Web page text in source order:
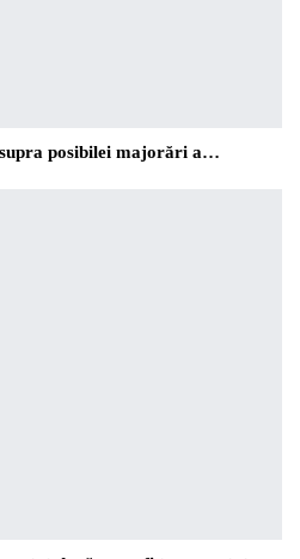
posibilei majorări a…